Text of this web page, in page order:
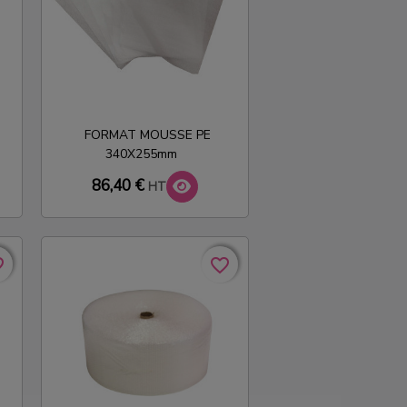
FORMAT MOUSSE PE
340X255mm
86,40 € HT
favorite_border
favorite_border